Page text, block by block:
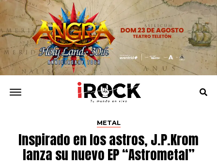
METAL
Inspirado en los astros, J.P.Krom
lanza su nuevo EP “Astrometal”